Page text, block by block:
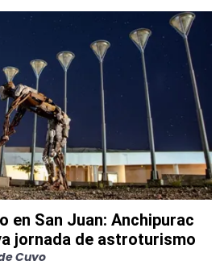
en San Juan: Anchipurac
jornada de astroturismo
Cuyo